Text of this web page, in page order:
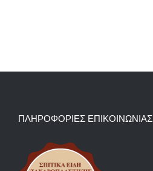
ΠΛΗΡΟΦΟΡΙΕΣ ΕΠΙΚΟΙΝΩΝΙΑΣ